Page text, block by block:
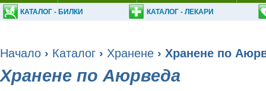
КАТАЛОГ - БИЛКИ КАТАЛОГ - ЛЕКАРИ
Начало › Каталог › Хранене › Хранене по
Хранене по Аюрведа